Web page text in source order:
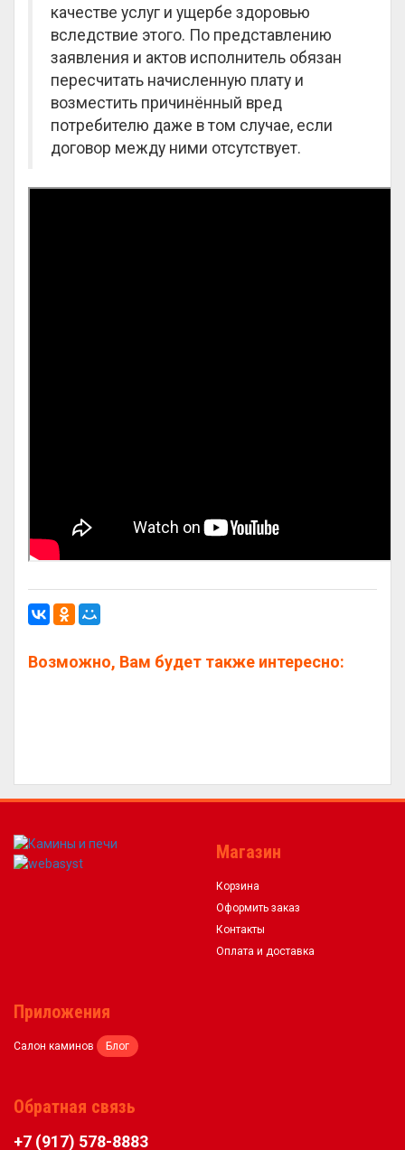
качестве услуг и ущербе здоровью
вследствие этого. По представлению
заявления и актов исполнитель обязан
пересчитать начисленную плату и
возместить причинённый вред
потребителю даже в том случае, если
договор между ними отсутствует.
Возможно, Вам будет также интересно:
Магазин
Корзина
Оформить заказ
Контакты
Оплата и доставка
Приложения
Салон каминов Блог
Обратная связь
+7 (917) 578-8883